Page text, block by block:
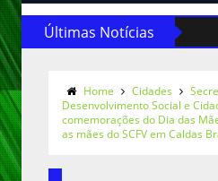
Últimas Notícias
Home Cidades
Desenvolvimento Social e
comemorações do Dia das
as mães do SCFV em Caldas